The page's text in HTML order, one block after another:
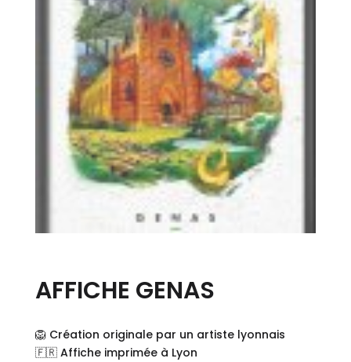
AFFICHE GENAS
🦁 Création originale par un artiste lyonnais
🇫🇷 Affiche imprimée à Lyon